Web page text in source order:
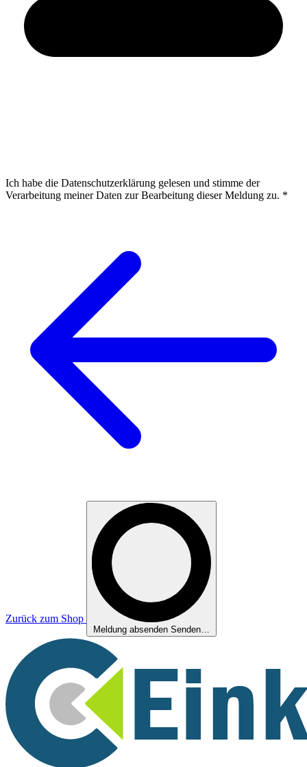
Ich habe die Datenschutzerklärung gelesen und stimme der
Verarbeitung meiner Daten zur Bearbeitung dieser Meldung zu. *
Zurück zum Shop
Meldung absenden Senden…